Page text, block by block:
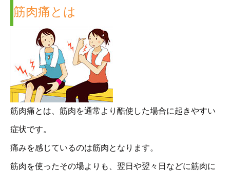
筋肉痛とは
筋肉痛とは、筋肉を通常より酷使した場合に起きやすい
症状です。
痛みを感じているのは筋肉となります。
筋肉を使ったその場よりも、翌日や翌々日などに筋肉に